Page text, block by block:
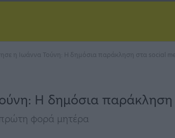
η Ιωάννα Τούνη: Η δημόσια παράκληση στα social
Η δημόσια
φορά μητέρα